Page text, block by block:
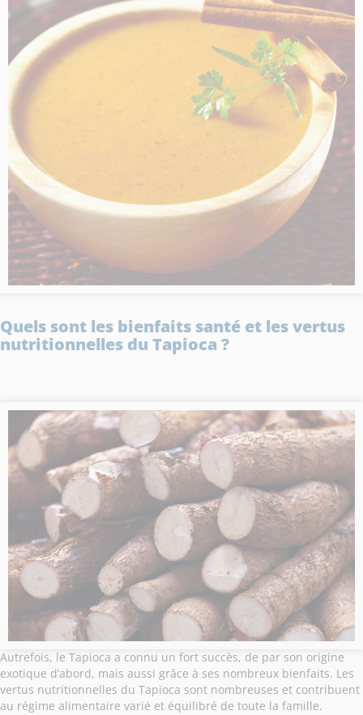
Quels sont les bienfaits santé et les vertus
nutritionnelles du Tapioca ?
Autrefois, le Tapioca a connu un fort succès, de par son origine
exotique d’abord, mais aussi grâce à ses nombreux bienfaits. Les
vertus nutritionnelles du Tapioca sont nombreuses et contribuent
au régime alimentaire varié et équilibré de toute la famille.